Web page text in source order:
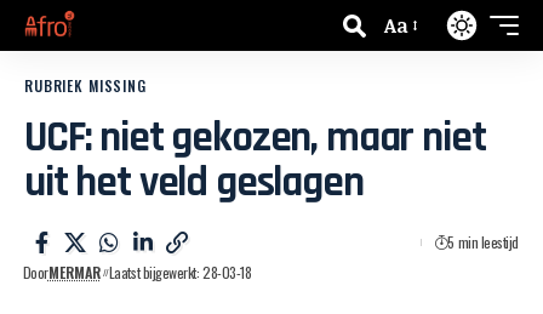
Aa
RUBRIEK MISSING
UCF: niet gekozen, maar niet
uit het veld geslagen
DoorMERMAR Laatst bijgewerkt: 28-03-18
5 min leestijd